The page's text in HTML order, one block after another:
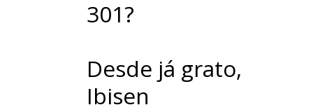
301?
Desde já grato,
Ibisen